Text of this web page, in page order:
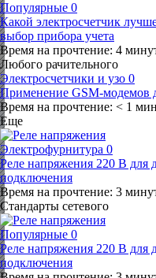
Популярные 0
Какой электросчетчик
выбор прибора учета
Время на прочтение: 4
Любого рачительного
Электросчетчики и узо 0
Применение GSM-модемов
Время на прочтение: < 1
Еще
Электрофурнитура 0
Реле напряжения 220 В для
подключения
Время на прочтение: 3
Стандарты сетевого
Популярные 0
Реле напряжения 220 В для
подключения